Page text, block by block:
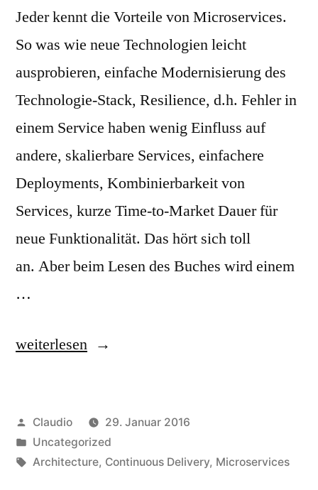
Jeder kennt die Vorteile von Microservices.
So was wie neue Technologien leicht
ausprobieren, einfache Modernisierung des
Technologie-Stack, Resilience, d.h. Fehler in
einem Service haben wenig Einfluss auf
andere, skalierbare Services, einfachere
Deployments, Kombinierbarkeit von
Services, kurze Time-to-Market Dauer für
neue Funktionalität. Das hört sich toll
an. Aber beim Lesen des Buches wird einem
…
„Building
weiterlesen
Veröffentlicht
von
Claudio
29. Januar 2016
Veröffentlicht
unter
Uncategorized
Schlagwörter:
Architecture, Continuous Delivery, Microservices